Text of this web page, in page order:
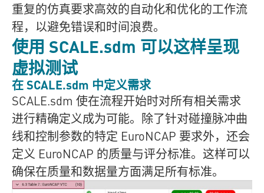
重复的仿真要求高效的自动化和优化的工作流
程，以避免错误和时间浪费。
使用 SCALE.sdm 可以这样呈现
虚拟测试
在SCALE.sdm 中定义需求
SCALE.sdm 使在流程开始时对所有相关需求
进行精确定义成为可能。除了针对碰撞脉冲曲
线和控制参数的特定 EuroNCAP 要求外，还会
定义 EuroNCAP 的质量与评分标准。这样可以
确保在质量和数据量方面满足所有标准。